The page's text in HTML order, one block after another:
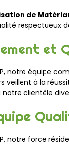
de
respectueux
et
notre équipe
veillent à la
clientèle
notre force